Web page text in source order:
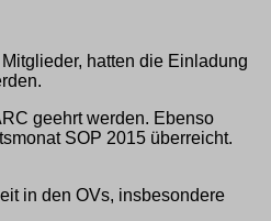
hatten die Einladung
geehrt werden. Ebenso
SOP 2015 überreicht.
in den OVs, insbesondere